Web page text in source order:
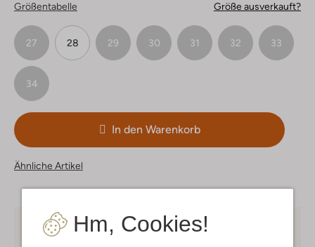
Hm, Cookies!
Größentabelle Größe ausverkauft?
27 28 29 30 31 32 33
34
In den Warenkorb
Ähnliche Artikel
Kostenloser Versandab € 75 für Club-Omoda